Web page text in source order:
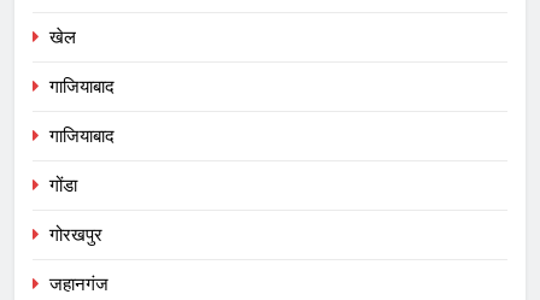
खेल
गाजियाबाद
गाजियाबाद
गोंडा
गोरखपुर
जहानगंज